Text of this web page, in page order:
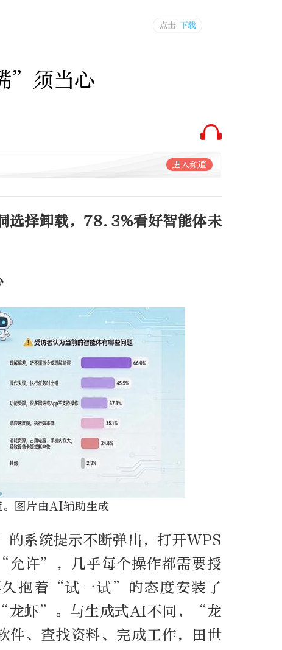
”须当心
进入频道
选择卸载，78.3%看好智能体未
图片由AI辅助生成
系统提示不断弹出，打开WPS
许”，几乎每个操作都需要授
久抱着“试一试”的态度安装了
龙虾”。与生成式AI不同，“龙
、查找资料、完成工作，田世